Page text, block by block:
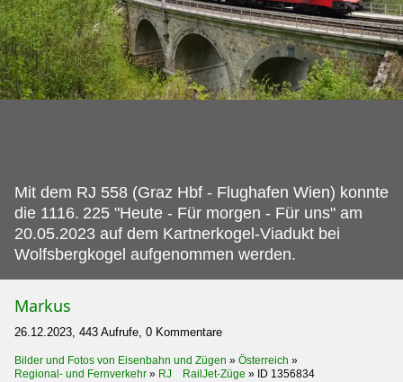
Mit dem RJ 558 (Graz Hbf - Flughafen Wien) konnte
die 1116. 225 "Heute - Für morgen - Für uns" am
20.05.2023 auf dem Kartnerkogel-Viadukt bei
Wolfsbergkogel aufgenommen werden.
Markus
26.12.2023, 443 Aufrufe, 0 Kommentare
Bilder und Fotos von Eisenbahn und Zügen » Österreich »
Regional- und Fernverkehr » RJ RailJet-Züge » ID 1356834